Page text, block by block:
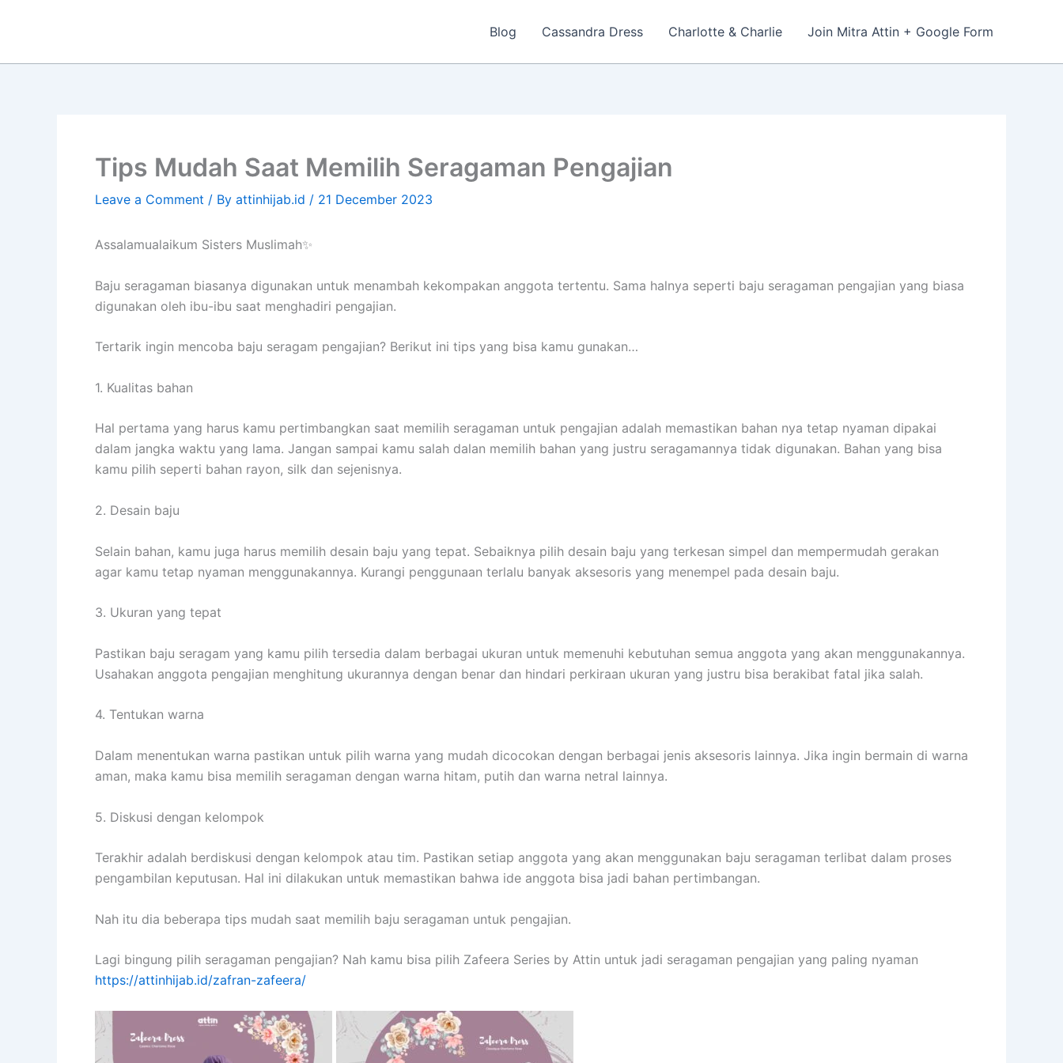
Blog Cassandra Dress Charlotte & Charlie Join Mitra Attin + Google Form
Tips Mudah Saat Memilih Seragaman Pengajian
Leave a Comment / By attinhijab.id / 21 December 2023
Assalamualaikum Sisters Muslimah✨
Baju seragaman biasanya digunakan untuk menambah kekompakan anggota tertentu. Sama halnya seperti baju seragaman pengajian yang biasa
digunakan oleh ibu-ibu saat menghadiri pengajian.
Tertarik ingin mencoba baju seragam pengajian? Berikut ini tips yang bisa kamu gunakan…
1. Kualitas bahan
Hal pertama yang harus kamu pertimbangkan saat memilih seragaman untuk pengajian adalah memastikan bahan nya tetap nyaman dipakai
dalam jangka waktu yang lama. Jangan sampai kamu salah dalan memilih bahan yang justru seragamannya tidak digunakan. Bahan yang bisa
kamu pilih seperti bahan rayon, silk dan sejenisnya.
2. Desain baju
Selain bahan, kamu juga harus memilih desain baju yang tepat. Sebaiknya pilih desain baju yang terkesan simpel dan mempermudah gerakan
agar kamu tetap nyaman menggunakannya. Kurangi penggunaan terlalu banyak aksesoris yang menempel pada desain baju.
3. Ukuran yang tepat
Pastikan baju seragam yang kamu pilih tersedia dalam berbagai ukuran untuk memenuhi kebutuhan semua anggota yang akan menggunakannya.
Usahakan anggota pengajian menghitung ukurannya dengan benar dan hindari perkiraan ukuran yang justru bisa berakibat fatal jika salah.
4. Tentukan warna
Dalam menentukan warna pastikan untuk pilih warna yang mudah dicocokan dengan berbagai jenis aksesoris lainnya. Jika ingin bermain di warna
aman, maka kamu bisa memilih seragaman dengan warna hitam, putih dan warna netral lainnya.
5. Diskusi dengan kelompok
Terakhir adalah berdiskusi dengan kelompok atau tim. Pastikan setiap anggota yang akan menggunakan baju seragaman terlibat dalam proses
pengambilan keputusan. Hal ini dilakukan untuk memastikan bahwa ide anggota bisa jadi bahan pertimbangan.
Nah itu dia beberapa tips mudah saat memilih baju seragaman untuk pengajian.
Lagi bingung pilih seragaman pengajian? Nah kamu bisa pilih Zafeera Series by Attin untuk jadi seragaman pengajian yang paling nyaman
https://attinhijab.id/zafran-zafeera/